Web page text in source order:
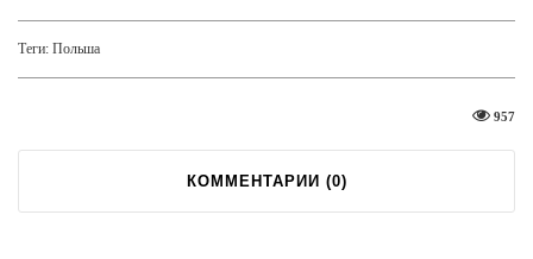
Теги: Польша
957
КОММЕНТАРИИ (0)